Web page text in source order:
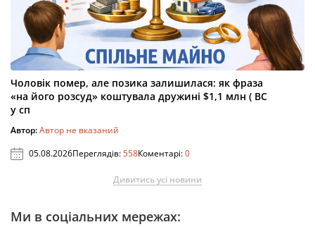
Чоловік помер, але позика залишилася: як фраза
«на його розсуд» коштувала дружині $1,1 млн ( ВС
у сп
Автор:Автор не вказаний
05.08.2026Переглядів:558Коментарі:0
Дивитись усі новини
Ми в соціальних мережах: